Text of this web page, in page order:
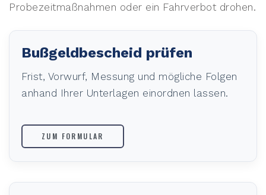
Probezeitmaßnahmen oder ein Fahrverbot drohen.
Bußgeldbescheid prüfen
Frist, Vorwurf, Messung und mögliche Folgen
anhand Ihrer Unterlagen einordnen lassen.
ZUM FORMULAR